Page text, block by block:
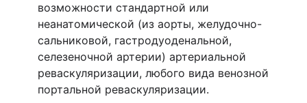
возможности стандартной или
неанатомической (из аорты, желудочно-
сальниковой, гастродуоденальной,
селезеночной артерии) артериальной
реваскуляризации, любого вида венозной
портальной реваскуляризации.